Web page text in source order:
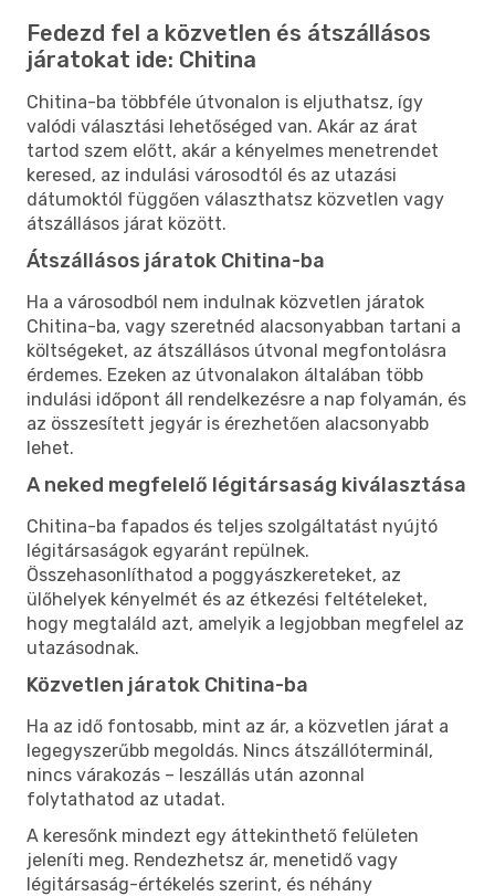
Fedezd fel a közvetlen és átszállásos
járatokat ide: Chitina
Chitina-ba többféle útvonalon is eljuthatsz, így
valódi választási lehetőséged van. Akár az árat
tartod szem előtt, akár a kényelmes menetrendet
keresed, az indulási városodtól és az utazási
dátumoktól függően választhatsz közvetlen vagy
átszállásos járat között.
Átszállásos járatok Chitina-ba
Ha a városodból nem indulnak közvetlen járatok
Chitina-ba, vagy szeretnéd alacsonyabban tartani a
költségeket, az átszállásos útvonal megfontolásra
érdemes. Ezeken az útvonalakon általában több
indulási időpont áll rendelkezésre a nap folyamán, és
az összesített jegyár is érezhetően alacsonyabb
lehet.
A neked megfelelő légitársaság kiválasztása
Chitina-ba fapados és teljes szolgáltatást nyújtó
légitársaságok egyaránt repülnek.
Összehasonlíthatod a poggyászkereteket, az
ülőhelyek kényelmét és az étkezési feltételeket,
hogy megtaláld azt, amelyik a legjobban megfelel az
utazásodnak.
Közvetlen járatok Chitina-ba
Ha az idő fontosabb, mint az ár, a közvetlen járat a
legegyszerűbb megoldás. Nincs átszállóterminál,
nincs várakozás – leszállás után azonnal
folytathatod az utadat.
A keresőnk mindezt egy áttekinthető felületen
jeleníti meg. Rendezhetsz ár, menetidő vagy
légitársaság-értékelés szerint, és néhány